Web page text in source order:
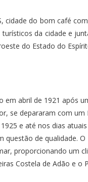
cidade do bom café
da cidade e
do Estado do
em abril de 1921 após
se depararam com
e até nos dias
questão de qualidade.
proporcionando um
Costela de Adão e